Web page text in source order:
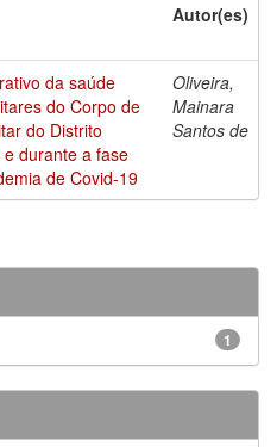
Autor(es)
da saúde
do Corpo de
do Distrito
durante a fase
de Covid-19
Oliveira,
Mainara
Santos de
1